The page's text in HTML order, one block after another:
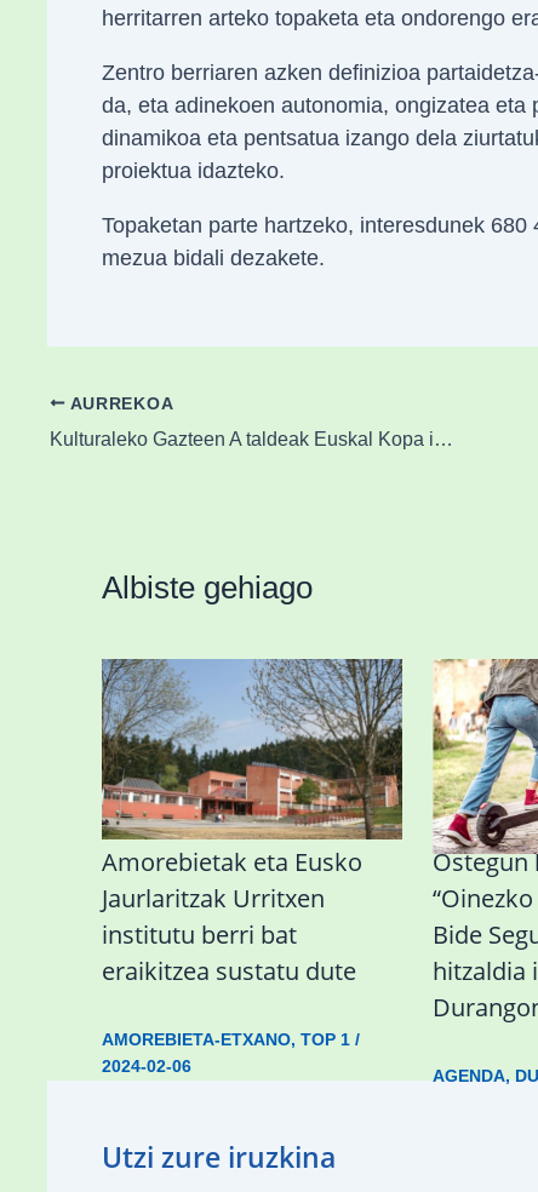
herritarren arteko topaketa eta ondorengo
Zentro berriaren azken definizioa
da, eta adinekoen autonomia, ongizatea
dinamikoa eta pentsatua izango dela
proiektua idazteko.
Topaketan parte hartzeko, interesdunek
mezua bidali dezakete.
AURREKOA
Kulturaleko Gazteen A taldeak Euskal Kopa irabazi du Athletic B-ri irabazi ondoren
Albiste gehiago
Amorebietak eta Eusko
Jaurlaritzak Urritxen
institutu berri bat
eraikitzea sustatu dute
AMOREBIETA-ETXANO, TOP 1/
2024-02-06
Ostegun
Bide
hitzaldia
AGENDA,
Utzi zure iruzkina